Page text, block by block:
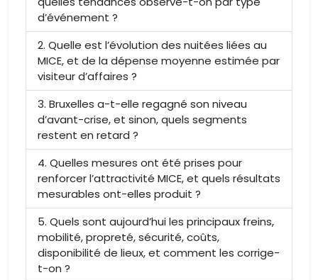
d’événement ?
Quelle est l’évolution des nuitées liées au
MICE, et de la dépense moyenne estimée par
visiteur d’affaires ?
Bruxelles a-t-elle regagné son niveau
d’avant-crise, et sinon, quels segments
restent en retard ?
Quelles mesures ont été prises pour
renforcer l’attractivité MICE, et quels résultats
mesurables ont-elles produit ?
Quels sont aujourd’hui les principaux freins,
mobilité, propreté, sécurité, coûts,
disponibilité de lieux, et comment les corrige-
t-on ?